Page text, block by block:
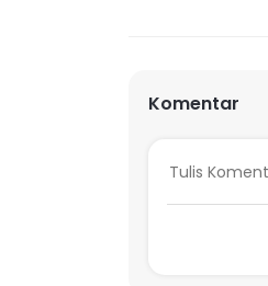
Komentar